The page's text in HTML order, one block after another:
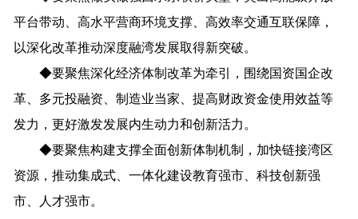
平台带动、高水平营商环境支撑、高效率交通互联保障，
以深化改革推动深度融湾发展取得新突破。
◆要聚焦深化经济体制改革为牵引，围绕国资国企改
革、多元投融资、制造业当家、提高财政资金使用效益等
发力，更好激发发展内生动力和创新活力。
◆要聚焦构建支撑全面创新体制机制，加快链接湾区
资源，推动集成式、一体化建设教育强市、科技创新强
市、人才强市。